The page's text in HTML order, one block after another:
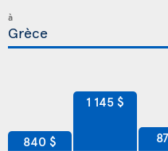
à
840 $
1 145 $